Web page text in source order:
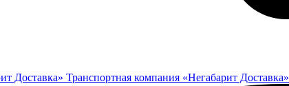
Транспортная компания «Негабарит Доставка»